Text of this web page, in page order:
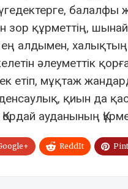
балалфы
зор құрметтің,
ең алдымен,
әлеуметтік
мұқтаж
қиын да
Қордай ауданының
ReddIt